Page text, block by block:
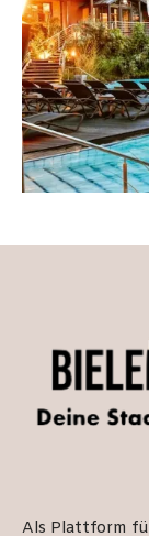
Als Plattform